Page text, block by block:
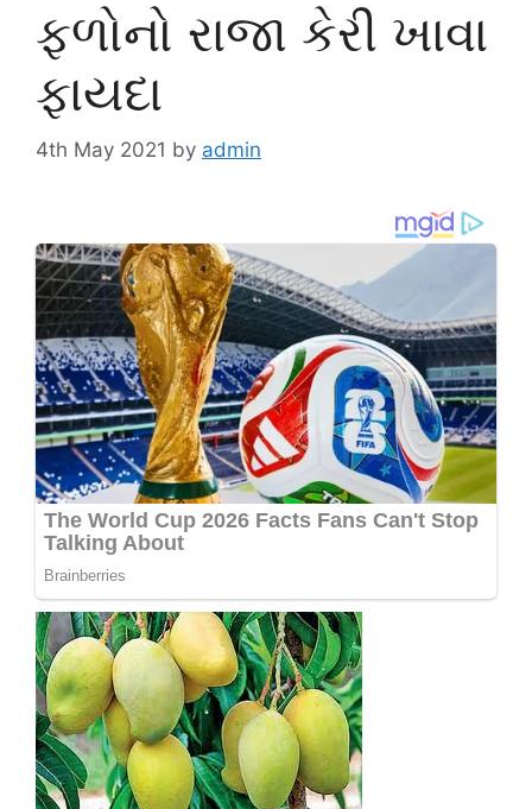
ફળોનો રાજા કેરી ખાવા
ફાયદા
4th May 2021 by admin